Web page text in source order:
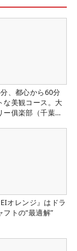
、都心から60分
な美観コース。大
ー俱楽部（千葉
オレンジ』はドラ
フトの“最適解”